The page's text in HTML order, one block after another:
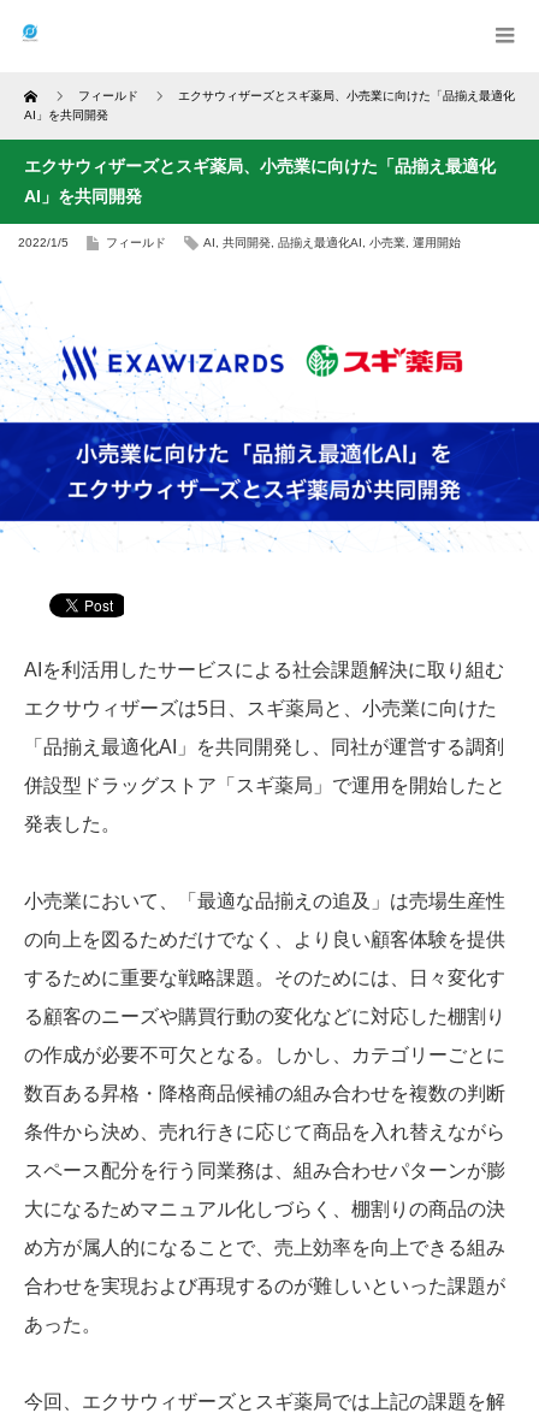
Home フィールド
エクサウィザーズとスギ薬局、小売業に向けた「品揃え最適化
AI」を共同開発
エクサウィザーズとスギ薬局、小売業に向けた「品揃え最適化
AI」を共同開発
2022/1/5 フィールド AI 共同開発 品揃え最適化AI 小売業 運用開始
AIを利活用したサービスによる社会課題解決に取り組む
エクサウィザーズは5日、スギ薬局と、小売業に向けた
「品揃え最適化AI」を共同開発し、同社が運営する調剤
併設型ドラッグストア「スギ薬局」で運用を開始したと
発表した。
小売業において、「最適な品揃えの追及」は売場生産性
の向上を図るためだけでなく、より良い顧客体験を提供
するために重要な戦略課題。そのためには、日々変化す
る顧客のニーズや購買行動の変化などに対応した棚割り
の作成が必要不可欠となる。しかし、カテゴリーごとに
数百ある昇格・降格商品候補の組み合わせを複数の判断
条件から決め、売れ行きに応じて商品を入れ替えながら
スペース配分を行う同業務は、組み合わせパターンが膨
大になるためマニュアル化しづらく、棚割りの商品の決
め方が属人的になることで、売上効率を向上できる組み
合わせを実現および再現するのが難しいといった課題が
あった。
今回、エクサウィザーズとスギ薬局では上記の課題を解